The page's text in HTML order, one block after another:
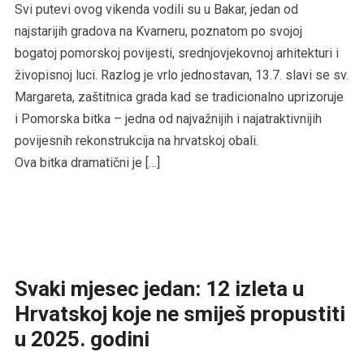
Svi putevi ovog vikenda vodili su u Bakar, jedan od
najstarijih gradova na Kvarneru, poznatom po svojoj
bogatoj pomorskoj povijesti, srednjovjekovnoj arhitekturi i
živopisnoj luci. Razlog je vrlo jednostavan, 13.7. slavi se sv.
Margareta, zaštitnica grada kad se tradicionalno uprizoruje
i Pomorska bitka – jedna od najvažnijih i najatraktivnijih
povijesnih rekonstrukcija na hrvatskoj obali.
Ova bitka dramatični je […]
Svaki mjesec jedan: 12 izleta u
Hrvatskoj koje ne smiješ propustiti
u 2025. godini